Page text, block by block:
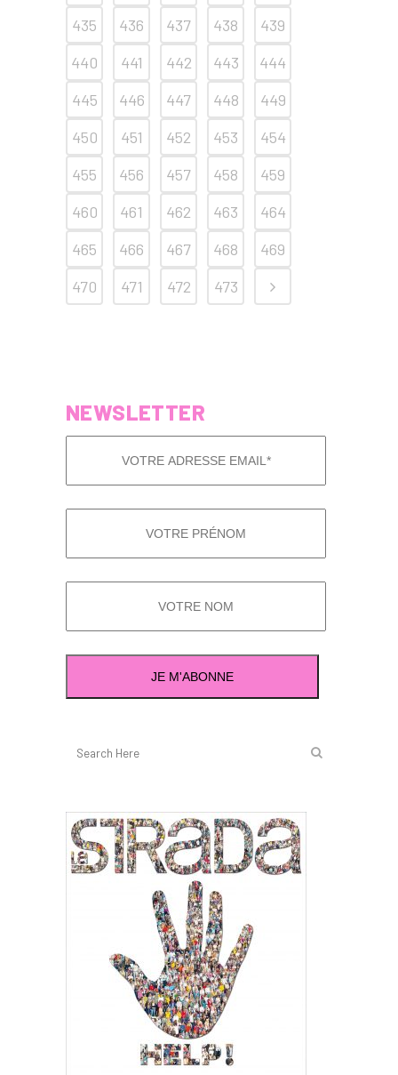
435 436 437 438
439
440
441 442 443
444
445
446 447 448
449
450
451 452 453
454
455
456 457 458
459
460
461 462 463
464
465
466 467 468
469
470
471 472 473
NEWSLETTER